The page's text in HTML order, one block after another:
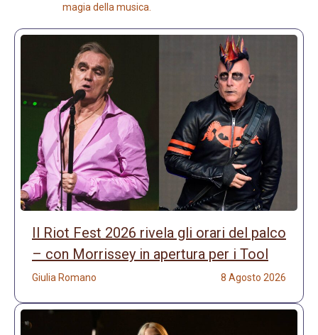
magia della musica.
Il Riot Fest 2026 rivela gli orari del palco
– con Morrissey in apertura per i Tool
Giulia Romano 8 Agosto 2026